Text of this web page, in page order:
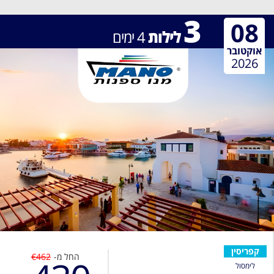
3לילות4ימים 08
אוקטובר
2026
קפריסין
לימסול
החל מ- €462